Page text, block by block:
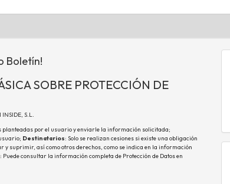
Boletín!
SOBRE PROTECCIÓN DE
INSIDE, S.L.
planteadas por el usuario y enviarle la información solicitada;
Destinatarios: Solo se realizan cesiones si existe una obligación
y suprimir, así como otros derechos, como se indica en la información
: Puede consultar la información completa de Protección de Datos en